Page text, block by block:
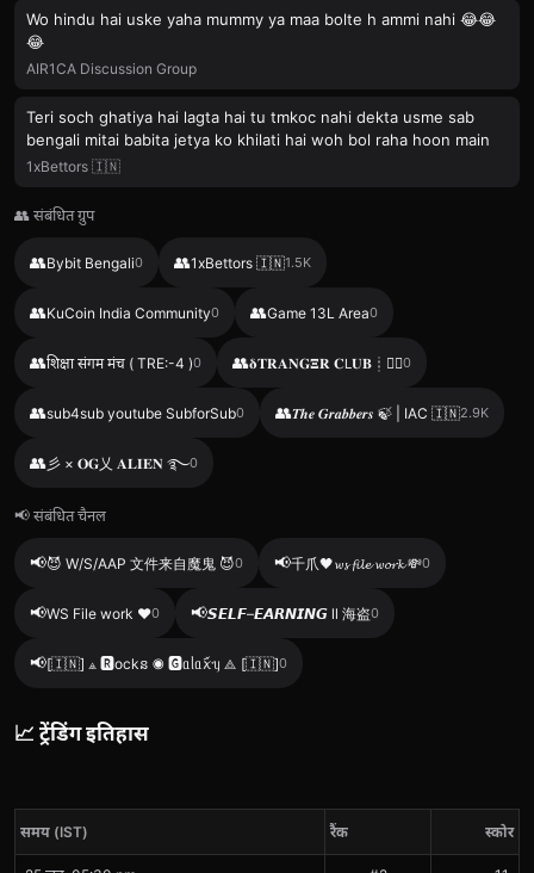
Wo hindu hai uske yaha mummy ya maa bolte h ammi nahi 😂😂
😂
AIR1CA Discussion Group
Teri soch ghatiya hai lagta hai tu tmkoc nahi dekta usme sab
bengali mitai babita jetya ko khilati hai woh bol raha hoon main
1xBettors 🇮🇳
👥 संबंधित ग्रुप
👥Bybit Bengali0 👥1xBettors 🇮🇳1.5K
👥KuCoin India Community0 👥Game 13L Area0
👥शिक्षा संगम मंच ( TRE:-4 )0 👥𝛅𝚻𝐑𝚨𝚴𝐆𝚵𝐑 𝐂𝖫𝐔𝐁┊♡゙0
👥sub4sub youtube SubforSub0 👥𝑻𝒉𝒆 𝑮𝒓𝒂𝒃𝒃𝒆𝒓𝒔 🍃 | IAC 🇮🇳2.9K
👥彡 × 𝐎𝐆乂 𝐀𝐋𝐈𝐄𝐍 ࿐0
📢 संबंधित चैनल
📢😈 W/S/AAP 文件来自魔鬼 😈0 📢千爪🖤𝔀𝓼 𝓯𝓲𝓵𝓮 𝔀𝓸𝓻𝓴 💸0
📢WS File work ❤️0 📢𝙎𝙀𝙇𝙁–𝙀𝘼𝙍𝙉𝙄𝙉𝙂 ll 海盗0
📢[🇮🇳] ⟁ 🆁ockន ◉ 🅶ᥲᥣᥲꪎꪸᥡ ⟁ [🇮🇳]0
📈 ट्रेंडिंग इतिहास
समय (IST) रैंक स्कोर